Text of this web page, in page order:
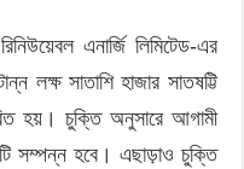
এনার্জি লিমিটেড-এর
সাতাশি হাজার সাতষট্টি
হয়। চুক্তি অনুসারে আগামী
সম্পন্ন হবে। এছাড়াও চুক্তি